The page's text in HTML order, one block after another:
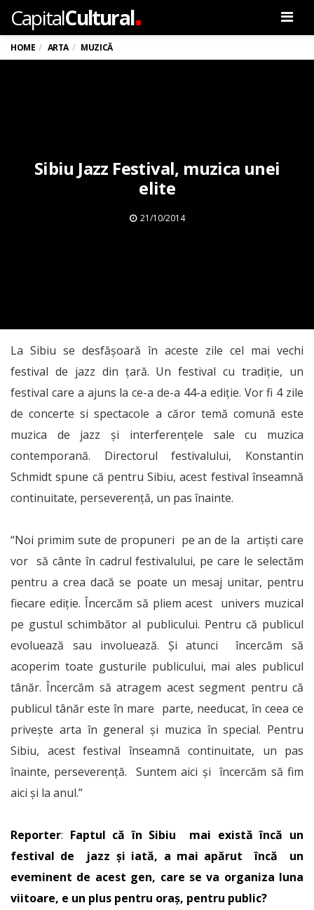
CapitalCultural
HOME ARTA MUZICĂ
Sibiu Jazz Festival, muzica unei
elite
21/10/2014
La Sibiu se desfășoară în aceste zile cel mai vechi
festival de jazz din țară. Un festival cu tradiție, un
festival care a ajuns la ce-a de-a 44-a ediție. Vor fi 4 zile
de concerte si spectacole a căror temă comună este
muzica de jazz şi interferenţele sale cu muzica
contemporană. Directorul festivalului, Konstantin
Schmidt spune că pentru Sibiu, acest festival înseamnă
continuitate, perseverență, un pas înainte.
“Noi primim sute de propuneri pe an de la artiști care
vor să cânte în cadrul festivalului, pe care le selectăm
pentru a crea dacă se poate un mesaj unitar, pentru
fiecare ediție. Încercăm să pliem acest univers muzical
pe gustul schimbător al publicului. Pentru că publicul
evoluează sau involuează. Și atunci încercăm să
acoperim toate gusturile publicului, mai ales publicul
tânăr. Încercăm să atragem acest segment pentru că
publicul tânăr este în mare parte, needucat, în ceea ce
privește arta în general și muzica în special. Pentru
Sibiu, acest festival înseamnă continuitate, un pas
înainte, perseverență. Suntem aici și încercăm să fim
aici și la anul.”
Reporter: Faptul că în Sibiu mai există încă un
festival de jazz și iată, a mai apărut încă un
eveminent de acest gen, care se va organiza luna
viitoare, e un plus pentru oraș, pentru public?